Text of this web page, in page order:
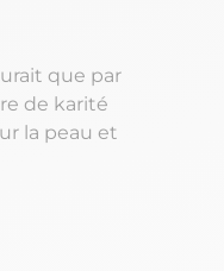
que par
de karité
la peau et